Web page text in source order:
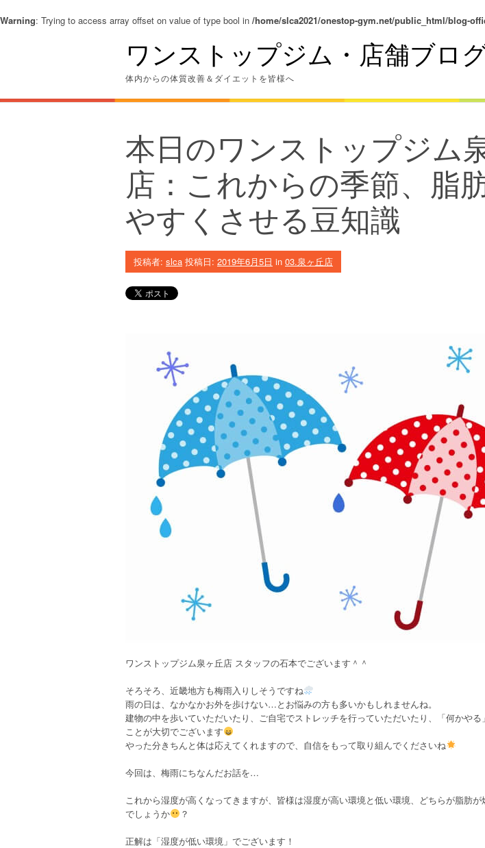
Warning: Trying to access array offset on value of type bool in /home/slca2021/onestop-gym.net/public_html/blog-
へ
ワンストップジム・店舗ブロ
体内からの体質改善＆ダイエットを皆様へ
本日のワンストップジム
店：これからの季節、脂
やすくさせる豆知識
投稿者: slca 投稿日: 2019年6月5日 in 03.泉ヶ丘店
ワンストップジム泉ヶ丘店 スタッフの石本でございます＾＾
そろそろ、近畿地方も梅雨入りしそうですね
雨の日は、なかなかお外を歩けない…とお悩みの方も多いかもしれませんね。
建物の中を歩いていただいたり、ご自宅でストレッチを行っていただいたり、「何かや
ことが大切でございます
やった分きちんと体は応えてくれますので、自信をもって取り組んでくださいね
今回は、梅雨にちなんだお話を…
これから湿度が高くなってきますが、皆様は湿度が高い環境と低い環境、どちらが脂肪
でしょうか
？
正解は「湿度が低い環境」でございます！